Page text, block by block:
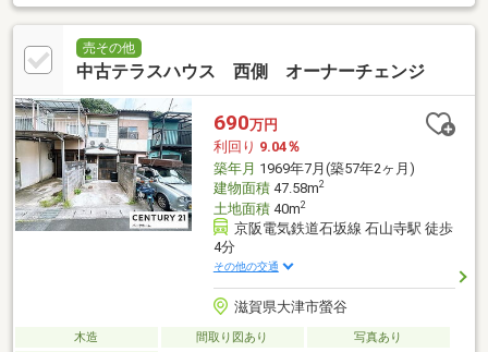
売その他
中古テラスハウス 西側 オーナーチェンジ
690万円
利回り 9.04％
築年月 1969年7月(築57年2ヶ月)
建物面積47.58m2
土地面積40m2
京阪電気鉄道石坂線 石山寺駅 徒歩
4分
その他の交通
滋賀県大津市螢谷
木造 間取り図あり
写真あり